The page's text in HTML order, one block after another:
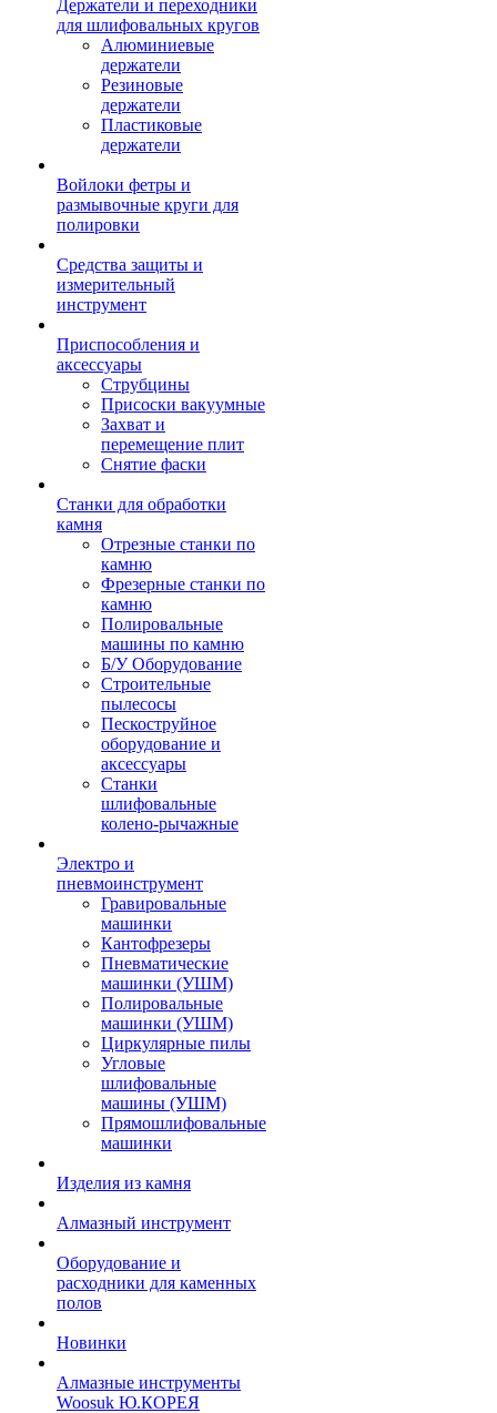
Держатели и переходники
для шлифовальных кругов
Алюминиевые
держатели
Резиновые
держатели
Пластиковые
держатели
Войлоки фетры и
размывочные круги для
полировки
Средства защиты и
измерительный
инструмент
Приспособления и
аксессуары
Струбцины
Присоски вакуумные
Захват и
перемещение плит
Снятие фаски
Станки для обработки
камня
Отрезные станки по
камню
Фрезерные станки по
камню
Полировальные
машины по камню
Б/У Оборудование
Строительные
пылесосы
Пескоструйное
оборудование и
аксессуары
Станки
шлифовальные
колено-рычажные
Электро и
пневмоинструмент
Гравировальные
машинки
Кантофрезеры
Пневматические
машинки (УШМ)
Полировальные
машинки (УШМ)
Циркулярные пилы
Угловые
шлифовальные
машины (УШМ)
Прямошлифовальные
машинки
Изделия из камня
Алмазный инструмент
Оборудование и
расходники для каменных
полов
Новинки
Алмазные инструменты
Woosuk Ю.КОРЕЯ